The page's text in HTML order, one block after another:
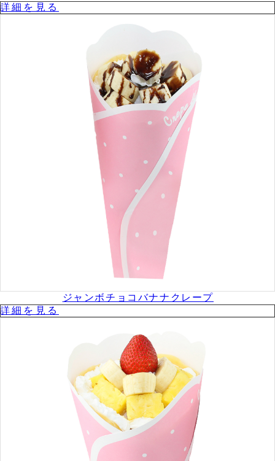
詳細を⾒る
ジャンボチョコバナナクレープ
詳細を⾒る